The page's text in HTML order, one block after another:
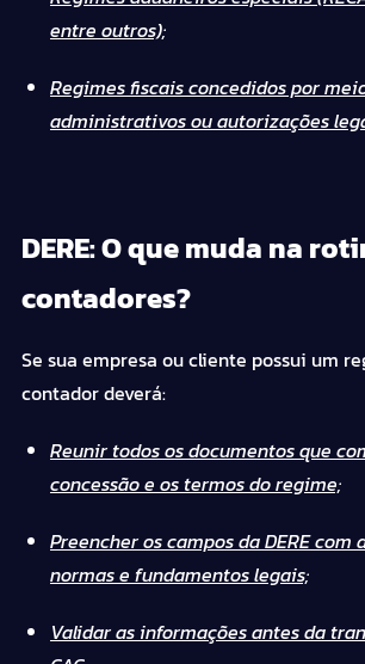
entre outros);
Regimes fiscais concedidos por
administrativos ou autorizações
DERE: O que muda na
contadores?
Se sua empresa ou cliente possui um
contador deverá:
Reunir todos os documentos que
concessão e os termos do regime;
Preencher os campos da DERE com
normas e fundamentos legais;
Validar as informações antes da